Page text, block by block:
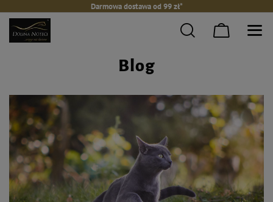
Darmowa dostawa od 99 zł*
Blog